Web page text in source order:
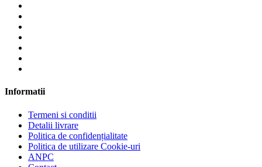
Informatii
Termeni si conditii
Detalii livrare
Politica de confidențialitate
Politica de utilizare Cookie-uri
ANPC